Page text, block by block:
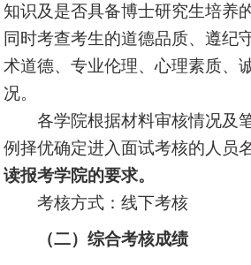
知识及是否具备博士研究生培养
同时考查考生的道德品质、遵纪
术道德、专业伦理、心理素质、
况。
各学院根据材料审核情况及
例择优确定进入面试考核的人员
读报考学院的要求。
考核方式：线下考核
（二）综合考核成绩